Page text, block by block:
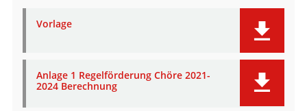
Vorlage
Anlage 1 Regelförderung Chöre 2021-
2024 Berechnung